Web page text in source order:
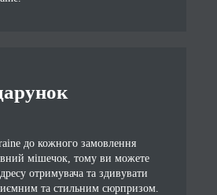
до кожного замовлення
мішечок, тому ви можете
отримувача та здивувати
та стильним сюрпризом.